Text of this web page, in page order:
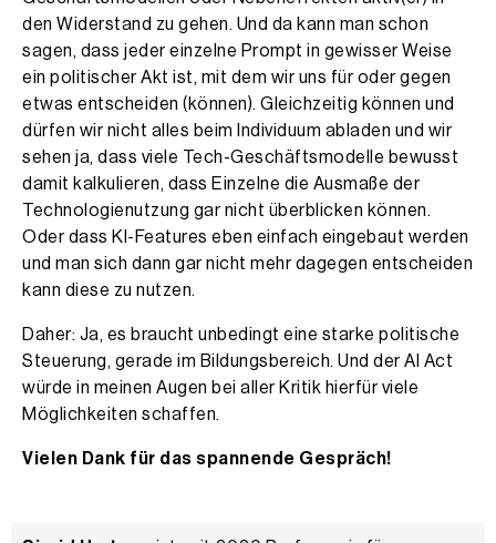
den Widerstand zu gehen. Und da kann man schon
sagen, dass jeder einzelne Prompt in gewisser Weise
ein politischer Akt ist, mit dem wir uns für oder gegen
etwas entscheiden (können). Gleichzeitig können und
dürfen wir nicht alles beim Individuum abladen und wir
sehen ja, dass viele Tech-Geschäftsmodelle bewusst
damit kalkulieren, dass Einzelne die Ausmaße der
Technologienutzung gar nicht überblicken können.
Oder dass KI-Features eben einfach eingebaut werden
und man sich dann gar nicht mehr dagegen entscheiden
kann diese zu nutzen.
Daher: Ja, es braucht unbedingt eine starke politische
Steuerung, gerade im Bildungsbereich. Und der AI Act
würde in meinen Augen bei aller Kritik hierfür viele
Möglichkeiten schaffen.
Vielen Dank für das spannende Gespräch!